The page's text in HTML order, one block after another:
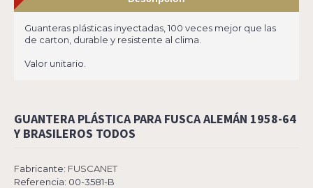
Guanteras plásticas inyectadas, 100 veces mejor que las
de carton, durable y resistente al clima.
Valor unitario.
GUANTERA PLÁSTICA PARA FUSCA ALEMÁN 1958-64
Y BRASILEROS TODOS
Fabricante: FUSCANET
Referencia: 00-3581-B